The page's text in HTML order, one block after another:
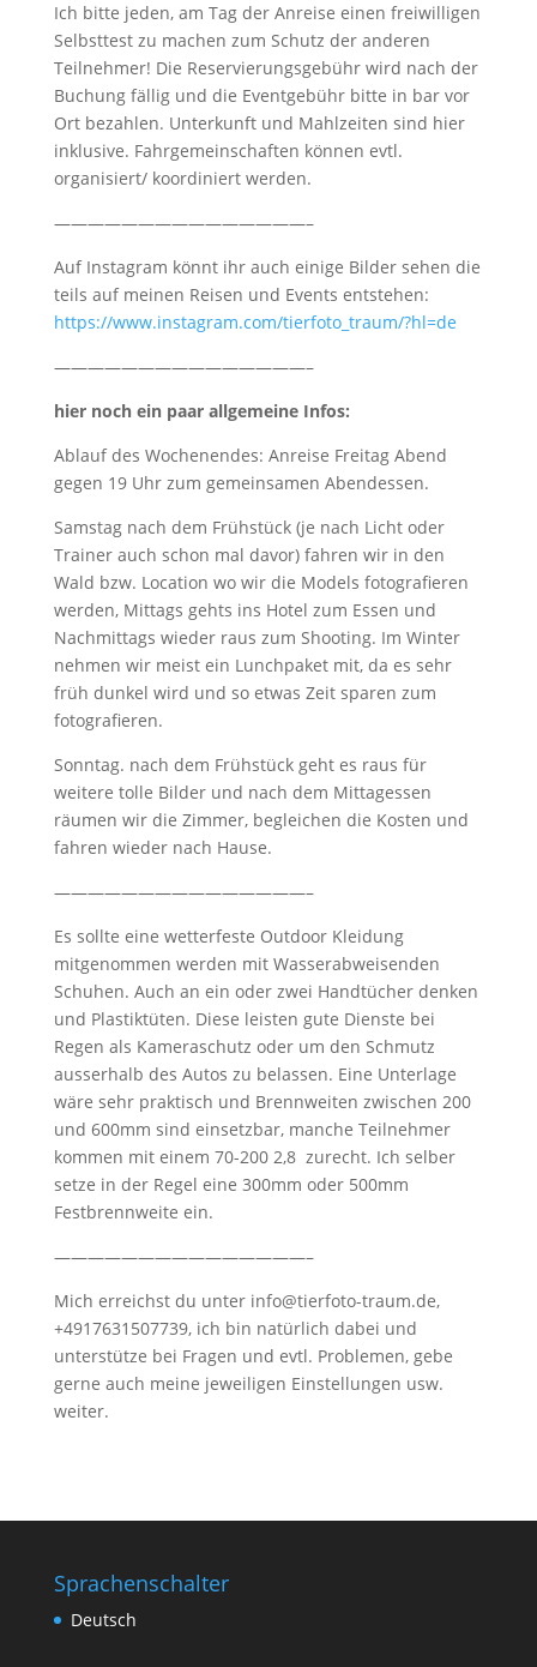
Ich bitte jeden, am Tag der Anreise einen freiwilligen
Selbsttest zu machen zum Schutz der anderen
Teilnehmer! Die Reservierungsgebühr wird nach der
Buchung fällig und die Eventgebühr bitte in bar vor
Ort bezahlen. Unterkunft und Mahlzeiten sind hier
inklusive. Fahrgemeinschaften können evtl.
organisiert/ koordiniert werden.
———————————————–
Auf Instagram könnt ihr auch einige Bilder sehen die
teils auf meinen Reisen und Events entstehen:
https://www.instagram.com/tierfoto_traum/?hl=de
———————————————–
hier noch ein paar allgemeine Infos:
Ablauf des Wochenendes: Anreise Freitag Abend
gegen 19 Uhr zum gemeinsamen Abendessen.
Samstag nach dem Frühstück (je nach Licht oder
Trainer auch schon mal davor) fahren wir in den
Wald bzw. Location wo wir die Models fotografieren
werden, Mittags gehts ins Hotel zum Essen und
Nachmittags wieder raus zum Shooting. Im Winter
nehmen wir meist ein Lunchpaket mit, da es sehr
früh dunkel wird und so etwas Zeit sparen zum
fotografieren.
Sonntag. nach dem Frühstück geht es raus für
weitere tolle Bilder und nach dem Mittagessen
räumen wir die Zimmer, begleichen die Kosten und
fahren wieder nach Hause.
———————————————–
Es sollte eine wetterfeste Outdoor Kleidung
mitgenommen werden mit Wasserabweisenden
Schuhen. Auch an ein oder zwei Handtücher denken
und Plastiktüten. Diese leisten gute Dienste bei
Regen als Kameraschutz oder um den Schmutz
ausserhalb des Autos zu belassen. Eine Unterlage
wäre sehr praktisch und Brennweiten zwischen 200
und 600mm sind einsetzbar, manche Teilnehmer
kommen mit einem 70-200 2,8 zurecht. Ich selber
setze in der Regel eine 300mm oder 500mm
Festbrennweite ein.
———————————————–
Mich erreichst du unter info@tierfoto-traum.de,
+4917631507739, ich bin natürlich dabei und
unterstütze bei Fragen und evtl. Problemen, gebe
gerne auch meine jeweiligen Einstellungen usw.
weiter.
Sprachenschalter
Deutsch